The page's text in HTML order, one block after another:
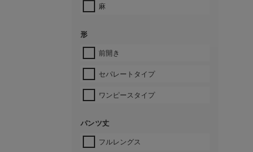
麻
形
前開き
セパレートタイプ
ワンピースタイプ
パンツ丈
フルレングス